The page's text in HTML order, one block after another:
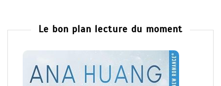
Le bon plan lecture du moment